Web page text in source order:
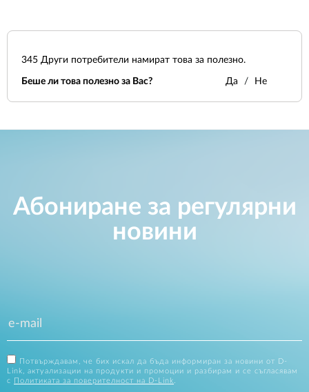
345 Други потребители намират това за полезно.
Беше ли това полезно за Вас? Да Не
Абониране за регулярни
новини
Потвърждавам, че бих искал да бъда информиран за новини от D-
Link, актуализации на продукти и промоции и разбирам и се съгласявам
с
Политиката за поверителност на D-Link